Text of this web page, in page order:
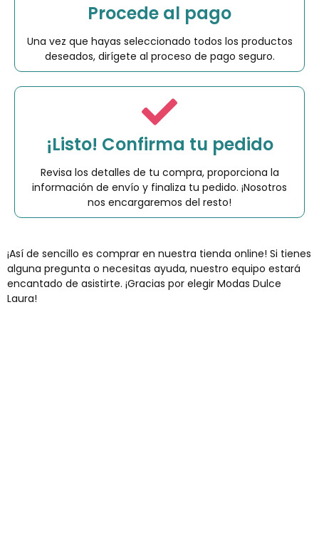
Procede al pago
Una vez que hayas seleccionado todos los productos
deseados, dirígete al proceso de pago seguro.
¡Listo! Confirma tu pedido
Revisa los detalles de tu compra, proporciona la
información de envío y finaliza tu pedido. ¡Nosotros
nos encargaremos del resto!
¡Así de sencillo es comprar en nuestra tienda online! Si tienes
alguna pregunta o necesitas ayuda, nuestro equipo estará
encantado de asistirte. ¡Gracias por elegir Modas Dulce
Laura!